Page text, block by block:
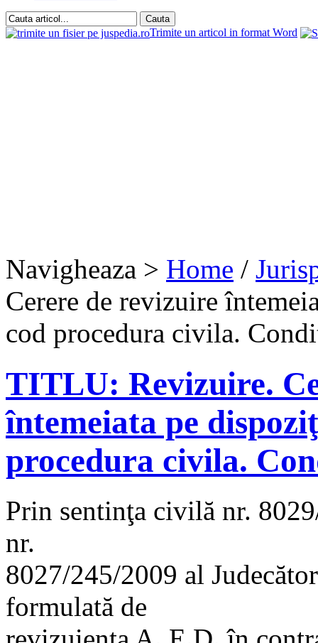
Trimite un articol in format Word
Navigheaza > Home /
Cerere de revizuire
cod procedura civila.
TITLU: Revizuire.
întemeiata pe
procedura civila.
Prin sentinţa civilă nr.
nr.
8027/245/2009 al
formulată de